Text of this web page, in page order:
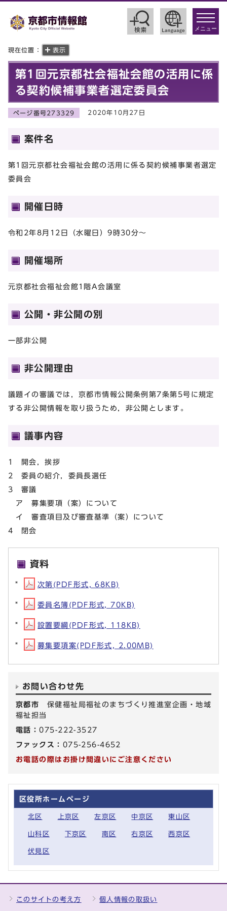
toggle
メニュー
現在位置： 表示
第1回元京都社会福祉会館の活用に係
る契約候補事業者選定委員会
ページ番号273329 2020年10月27日
案件名
第1回元京都社会福祉会館の活用に係る契約候補事業者選定
委員会
開催日時
令和2年8月12日（水曜日）9時30分～
開催場所
元京都社会福祉会館1階A会議室
公開・非公開の別
一部非公開
非公開理由
議題イの審議では，京都市情報公開条例第7条第5号に規定
する非公開情報を取り扱うため，非公開とします。
議事内容
1 開会，挨拶
2 委員の紹介，委員長選任
3 審議
ア 募集要項（案）について
イ 審査項目及び審査基準（案）について
4 閉会
資料
次第(PDF形式, 68KB)
委員名簿(PDF形式, 70KB)
設置要綱(PDF形式, 118KB)
募集要項案(PDF形式, 2.00MB)
お問い合わせ先
京都市 保健福祉局福祉のまちづくり推進室企画・地域
福祉担当
電話：075-222-3527
ファックス： 075-256-4652
お電話の際はお掛け間違いにご注意ください
区役所ホームページ
北区 上京区 左京区 中京区 東山区
山科区 下京区 南区 右京区 西京区
伏見区
このサイトの考え方 個人情報の取扱い